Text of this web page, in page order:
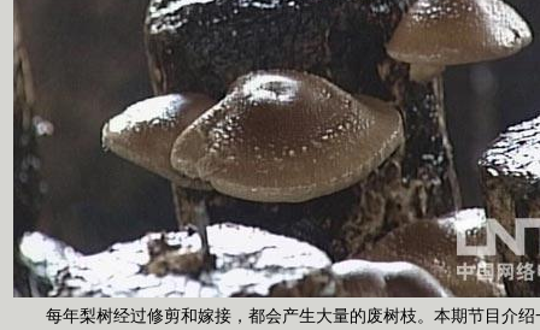
每年梨树经过修剪和嫁接，都会产生大量的废树枝。本期节目介绍